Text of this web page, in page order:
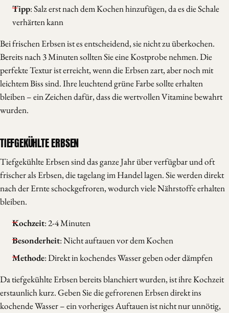
Tipp: Salz erst nach dem Kochen hinzufügen, da es die Schale
verhärten kann
Bei frischen Erbsen ist es entscheidend, sie nicht zu überkochen.
Bereits nach 3 Minuten sollten Sie eine Kostprobe nehmen. Die
perfekte Textur ist erreicht, wenn die Erbsen zart, aber noch mit
leichtem Biss sind. Ihre leuchtend grüne Farbe sollte erhalten
bleiben – ein Zeichen dafür, dass die wertvollen Vitamine bewahrt
wurden.
TIEFGEKÜHLTE ERBSEN
Tiefgekühlte Erbsen sind das ganze Jahr über verfügbar und oft
frischer als Erbsen, die tagelang im Handel lagen. Sie werden direkt
nach der Ernte schockgefroren, wodurch viele Nährstoffe erhalten
bleiben.
Kochzeit: 2-4 Minuten
Besonderheit: Nicht auftauen vor dem Kochen
Methode: Direkt in kochendes Wasser geben oder dämpfen
Da tiefgekühlte Erbsen bereits blanchiert wurden, ist ihre Kochzeit
erstaunlich kurz. Geben Sie die gefrorenen Erbsen direkt ins
kochende Wasser – ein vorheriges Auftauen ist nicht nur unnötig,